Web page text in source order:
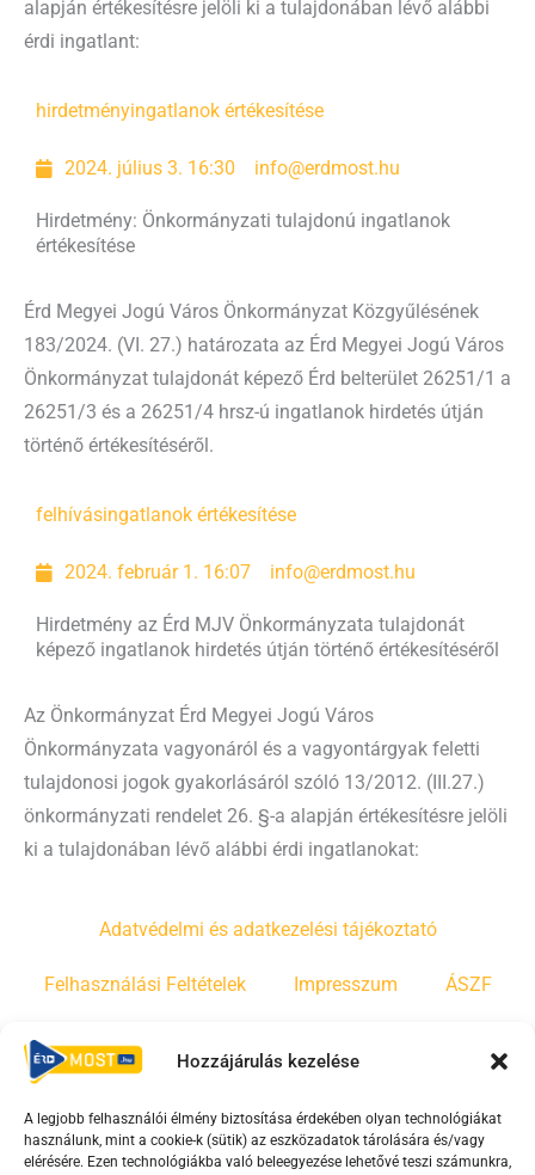
Hozzájárulás kezelése
A legjobb felhasználói élmény biztosítása érdekében olyan technológiákat
használunk, mint a cookie-k (sütik) az eszközadatok tárolására és/vagy
elérésére. Ezen technológiákba való beleegyezése lehetővé teszi számunkra,
alapján értékesítésre jelöli ki a tulajdonában lévő alábbi
érdi ingatlant:
hirdetményingatlanok értékesítése
2024. július 3. 16:30 info@erdmost.hu
Hirdetmény: Önkormányzati tulajdonú ingatlanok
értékesítése
Érd Megyei Jogú Város Önkormányzat Közgyűlésének
183/2024. (VI. 27.) határozata az Érd Megyei Jogú Város
Önkormányzat tulajdonát képező Érd belterület 26251/1 a
26251/3 és a 26251/4 hrsz-ú ingatlanok hirdetés útján
történő értékesítéséről.
felhívásingatlanok értékesítése
2024. február 1. 16:07 info@erdmost.hu
Hirdetmény az Érd MJV Önkormányzata tulajdonát
képező ingatlanok hirdetés útján történő értékesítéséről
Az Önkormányzat Érd Megyei Jogú Város
Önkormányzata vagyonáról és a vagyontárgyak feletti
tulajdonosi jogok gyakorlásáról szóló 13/2012. (III.27.)
önkormányzati rendelet 26. §-a alapján értékesítésre jelöli
ki a tulajdonában lévő alábbi érdi ingatlanokat:
Adatvédelmi és adatkezelési tájékoztató
Felhasználási Feltételek Impresszum ÁSZF
Irányelvek
F
a
Y
o
T
i